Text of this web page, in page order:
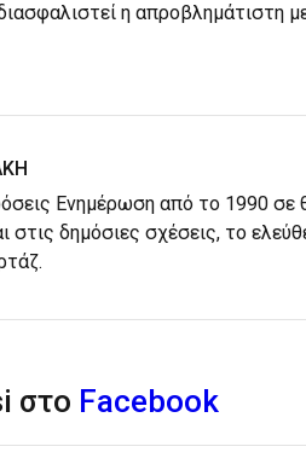
η απροβλημάτιστη
Ενημέρωση από το 1990 σε
στις δημόσιες σχέσεις, το
στο Facebook